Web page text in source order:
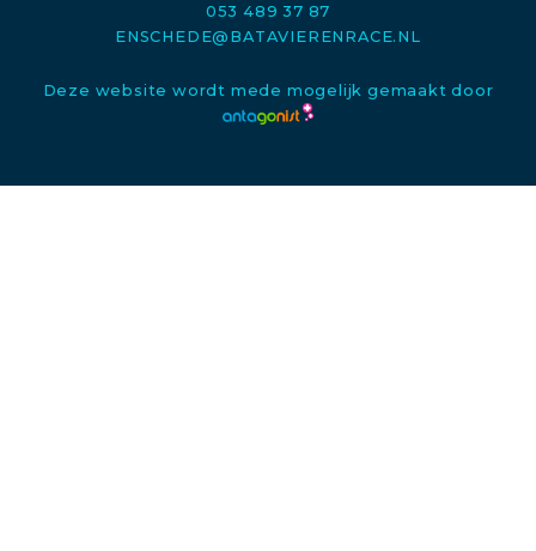
053 489 37 87
ENSCHEDE@BATAVIERENRACE.NL
Deze website wordt mede mogelijk gemaakt door